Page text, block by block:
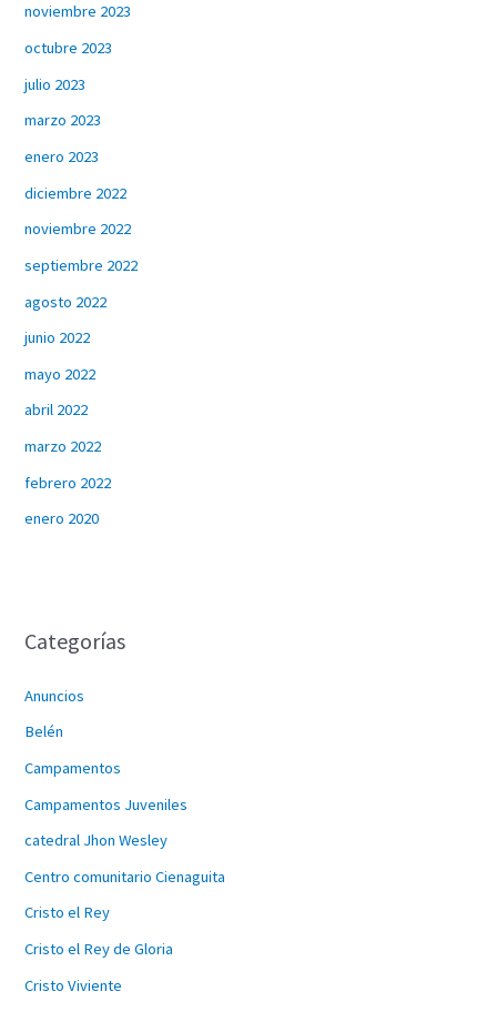
noviembre 2023
octubre 2023
julio 2023
marzo 2023
enero 2023
diciembre 2022
noviembre 2022
septiembre 2022
agosto 2022
junio 2022
mayo 2022
abril 2022
marzo 2022
febrero 2022
enero 2020
Categorías
Anuncios
Belén
Campamentos
Campamentos Juveniles
catedral Jhon Wesley
Centro comunitario Cienaguita
Cristo el Rey
Cristo el Rey de Gloria
Cristo Viviente